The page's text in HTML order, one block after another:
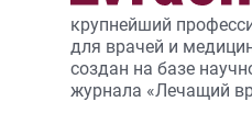
крупнейший
для врачей и
создан на базе
журнала «Лечащий